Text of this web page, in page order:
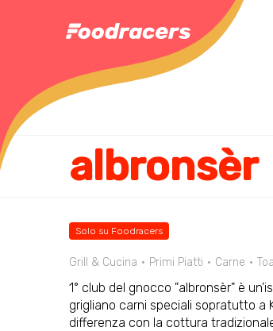
albronsèr
Solo su Foodracers
Grill & Cucina Primi Piatti Carne
1° club del gnocco "albronsèr" è
grigliano carni speciali sopratutto a
differenza con la cottura